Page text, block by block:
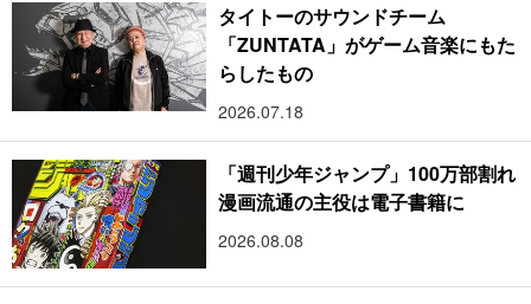
タイトーのサウンドチーム
「ZUNTATA」がゲーム音楽にもた
らしたもの
2026.07.18
「週刊少年ジャンプ」100万部割れ
漫画流通の主役は電子書籍に
2026.08.08